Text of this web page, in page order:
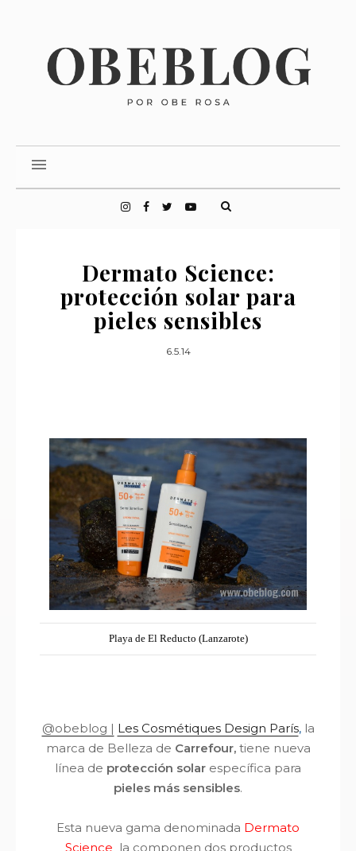
Dermato Science:
protección solar para
pieles sensibles
6.5.14
Playa de El Reducto (Lanzarote)
@obeblog | Les Cosmétiques Design París,la
marca de Belleza de Carrefour,tiene nueva
línea de protección solar específica para
pieles más sensibles.
Esta nueva gama denominada Dermato
Science la componen dos productos